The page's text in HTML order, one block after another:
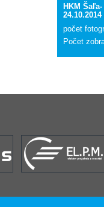
HKM
24.10.2014
počet
Počet